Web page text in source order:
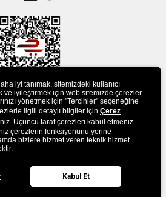
İNDİRİN
iyi tanımak, sitemizdeki kullanıcı
ve iyileştirmek için web sitemizde çerezler
yönetmek için "Tercihler" seçeneğine
ilgili detaylı bilgiler için Çerez
Üçüncü taraf çerezleri kabul etmeniz
çerezlerin fonksiyonunu yerine
bizlere hizmet veren teknik hizmet
Kabul Et